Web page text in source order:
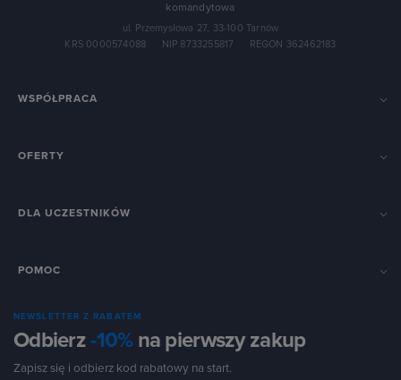
komandytowa
ul. Przemysłowa 27, 33-100 Tarnów
KRS 0000574088
NIP 8733255817 REGON 362462183
WSPÓŁPRACA
OFERTY
DLA UCZESTNIKÓW
POMOC
NEWSLETTER Z RABATEM
Odbierz-10%na pierwszy zakup
Zapisz się i odbierz kod rabatowy na start.